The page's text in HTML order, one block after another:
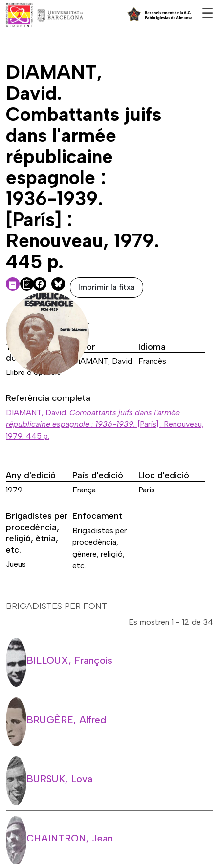
☰
DIAMANT,
David.
Combattants juifs
dans l'armée
républicaine
espagnole :
1936-1939.
[París] :
Renouveau, 1979.
445 p.
Facebook
Bluesky
Imprimir la fitxa
DADES DE LA FONT
Tipus de font
documental
Llibre o opuscle
Autor
DIAMANT, David
Idioma
Francès
Referència completa
DIAMANT, David. Combattants juifs dans l'armée
républicaine espagnole : 1936-1939. [París] : Renouveau,
1979. 445 p.
Any d'edició
1979
País d'edició
França
Lloc d'edició
París
Brigadistes per
procedència,
religió, ètnia,
etc.
Jueus
Enfocament
Brigadistes per
procedència,
gènere, religió,
etc.
BRIGADISTES PER FONT
Es mostren 1 - 12 de 34
BILLOUX, François
BRUGÈRE, Alfred
BURSUK, Lova
CHAINTRON, Jean